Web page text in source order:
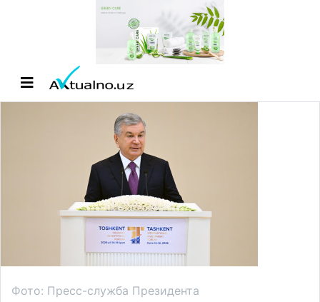
Фото: Пресс-служба Президента